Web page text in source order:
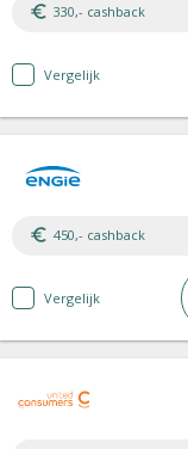
330,- cashback
Vergelijk
450,- cashback
Vergelijk